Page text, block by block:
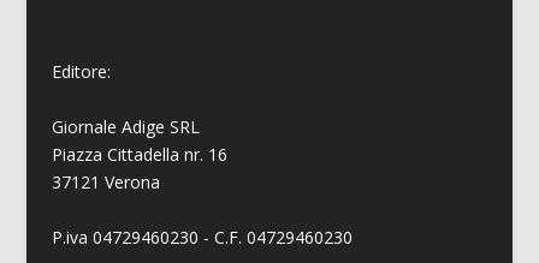
Editore:
Giornale Adige SRL
Piazza Cittadella nr. 16
37121 Verona
P.iva 04729460230 - C.F. 04729460230